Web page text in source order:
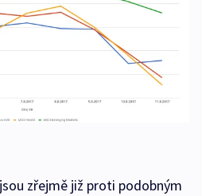
zřejmě již proti podobným